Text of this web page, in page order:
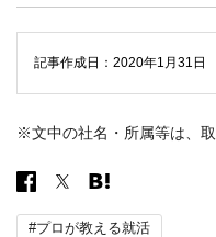
記事作成日：2020年1月31
※文中の社名・所属等は、
#プロが教える就活